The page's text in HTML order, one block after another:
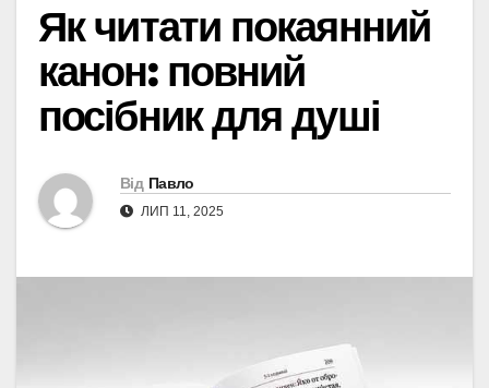
Як читати покаянний
канон: повний
посібник для душі
Від Павло
ЛИП 11, 2025